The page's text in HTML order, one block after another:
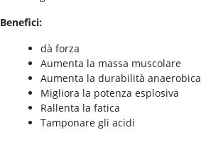
Benefici:
dà forza
Aumenta la massa muscolare
Aumenta la durabilità anaerobica
Migliora la potenza esplosiva
Rallenta la fatica
Tamponare gli acidi